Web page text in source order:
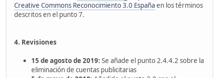
Creative Commons Reconocimiento 3.0 Españaen los términos
descritos en el punto 7.
4. Revisiones
15 de agosto de 2019: Se añade el punto 2.4.4.2 sobre la
eliminación de cuentas publicitarias